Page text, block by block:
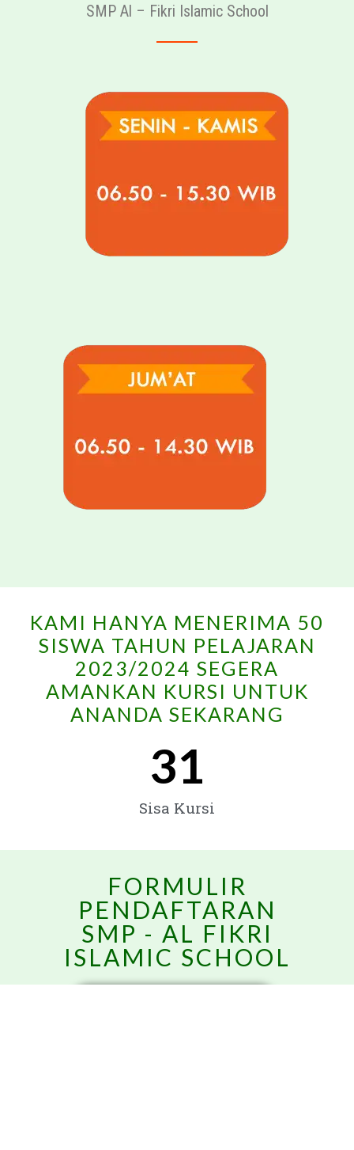
SMP Al – Fikri Islamic School
KAMI HANYA MENERIMA 50
SISWA TAHUN PELAJARAN
2023/2024 SEGERA
AMANKAN KURSI UNTUK
ANANDA SEKARANG
Sisa Kursi
31
FORMULIR
PENDAFTARAN
SMP - AL FIKRI
ISLAMIC SCHOOL